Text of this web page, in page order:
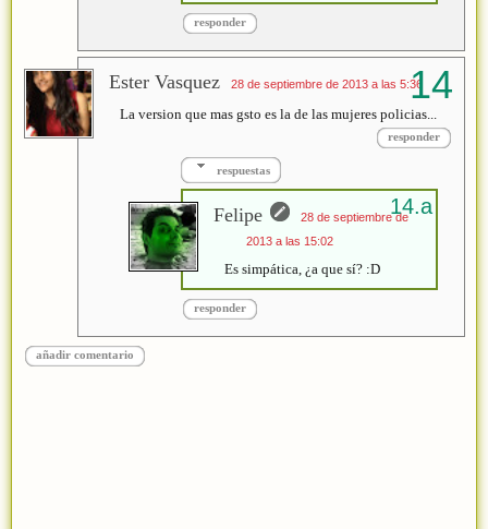
responder
Ester Vasquez 28 de septiembre de 2013 a las 5:36
La version que mas gsto es la de las mujeres policias...
responder
respuestas
Felipe
28 de septiembre de
2013 a las 15:02
Es simpática, ¿a que sí? :D
responder
añadir comentario